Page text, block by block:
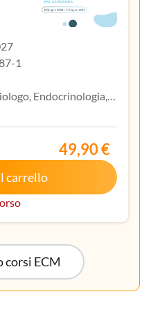
1
Endocrinologia,
pediatrico,
ad esaurimento,
Medicina
(Pediatri di libera
radiologia medica
49,90 €
carrello
corsi ECM